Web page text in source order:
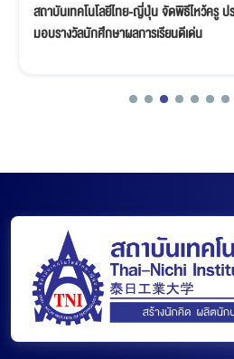
สถาบันเทคโนโลยีไทย-ญี่ปุ่น จัดพิธีไหว้ครู
มอบรางวัลนักศึกษาผลการเรียนดีเด่น